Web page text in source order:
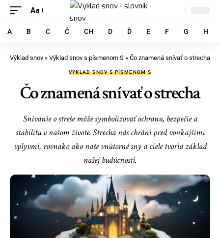
Aa
A B C Č CH D Ď E F G H
Výklad snov » Výklad snov s písmenom S » Čo znamená snívať o strecha
VÝKLAD SNOV S PÍSMENOM S
Čo znamená snívať o strecha
Snívanie o streše môže symbolizovať ochranu, bezpečie a
stabilitu v našom živote. Strecha nás chráni pred vonkajšími
vplyvmi, rovnako ako naše vnútorné sny a ciele tvoria základ
našej budúcnosti.